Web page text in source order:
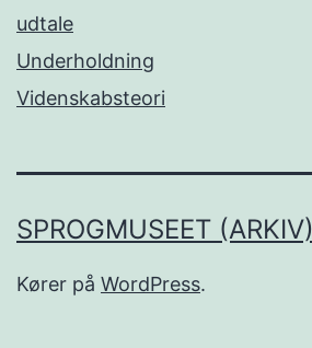
udtale
Underholdning
Videnskabsteori
SPROGMUSEET (ARKIV)
Kører på WordPress.